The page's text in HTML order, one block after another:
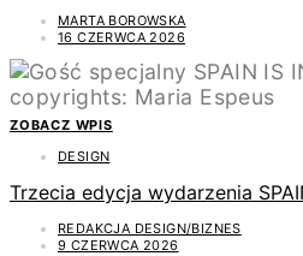
MARTA BOROWSKA
16 CZERWCA 2026
ZOBACZ WPIS
DESIGN
Trzecia edycja wydarzenia
REDAKCJA DESIGN/BIZNES
9 CZERWCA 2026